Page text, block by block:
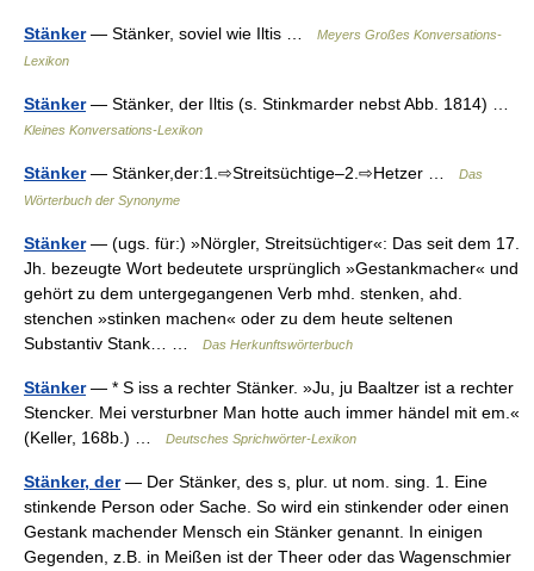
Stänker— Stänker, soviel wie Iltis …
Meyers Großes Konversations-
Lexikon
Stänker— Stänker, der Iltis (s. Stinkmarder nebst Abb. 1814) …
Kleines Konversations-Lexikon
Stänker— Stänker,der:1.⇨Streitsüchtige–2.⇨Hetzer …
Das
Wörterbuch der Synonyme
Stänker— (ugs. für:) »Nörgler, Streitsüchtiger«: Das seit dem 17.
Jh. bezeugte Wort bedeutete ursprünglich »Gestankmacher« und
gehört zu dem untergegangenen Verb mhd. stenken, ahd.
stenchen »stinken machen« oder zu dem heute seltenen
Substantiv Stank… …
Das Herkunftswörterbuch
Stänker— * S iss a rechter Stänker. »Ju, ju Baaltzer ist a rechter
Stencker. Mei versturbner Man hotte auch immer händel mit em.«
(Keller, 168b.) …
Deutsches Sprichwörter-Lexikon
Stänker, der— Der Stänker, des s, plur. ut nom. sing. 1. Eine
stinkende Person oder Sache. So wird ein stinkender oder einen
Gestank machender Mensch ein Stänker genannt. In einigen
Gegenden, z.B. in Meißen ist der Theer oder das Wagenschmier